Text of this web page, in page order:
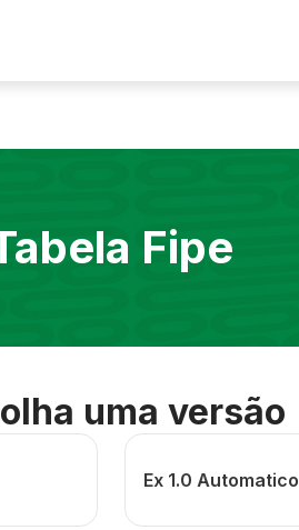
Fipe
uma versão
Ex 1.0 Automatico